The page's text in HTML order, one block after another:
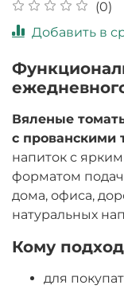
(0)
Добавить в
Вяленые
с прованскими
напиток с
форматом
дома, офиса,
натуральных
Кому
для